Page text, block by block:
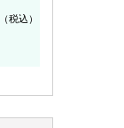
（税込）